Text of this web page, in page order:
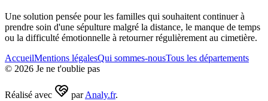
Une solution pensée pour les familles qui souhaitent continuer à
prendre soin d'une sépulture malgré la distance, le manque de temps
ou la difficulté émotionnelle à retourner régulièrement au cimetière.
AccueilMentions légalesQui sommes-nousTous les départements
© 2026 Je ne t'oublie pas
Réalisé avec parAnaly.fr.